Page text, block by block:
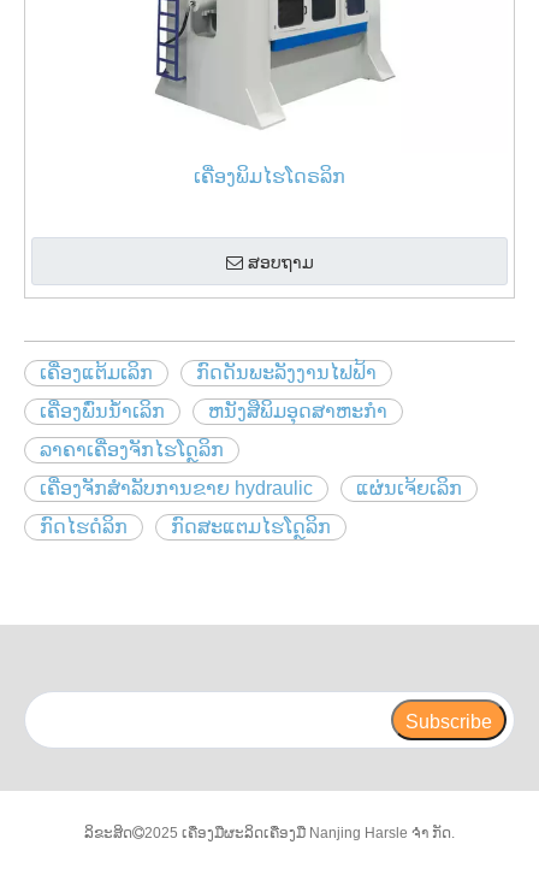
ເຄື່ອງພິມໄຮໂດຣລິກ
ສອບຖາມ
ເຄື່ອງແຕ້ມເລິກ
ກົດດັນພະລັງງານໄຟຟ້າ
ເຄື່ອງພົ່ນນ້ໍາເລິກ
ຫນັງສືພິມອຸດສາຫະກໍາ
ລາຄາເຄື່ອງຈັກໄຮໂດຼລິກ
ເຄື່ອງຈັກສໍາລັບການຂາຍ hydraulic
ແຜ່ນເຈ້ຍເລິກ
ກົດໄຮດໍລິກ
ກົດສະແຕມໄຮໂດຼລິກ
Subscribe
ລິຂະສິດ2025 ເຄື່ອງມືຜະລິດເຄື່ອງມື Nanjing Harsle ຈຳ ກັດ.